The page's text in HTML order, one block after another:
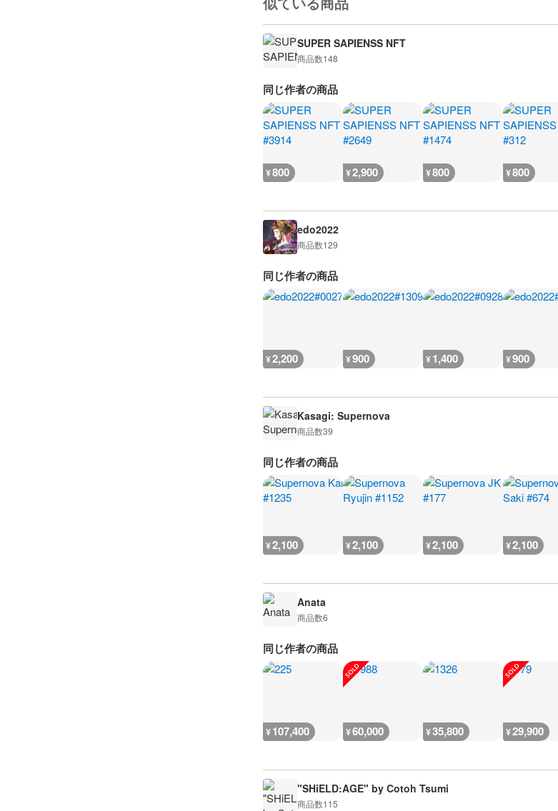
SUPER SAPIENSS NFT
商品数148
同じ作者の商品
¥800 ¥2,900 ¥800 ¥800
edo2022
商品数129
同じ作者の商品
¥2,200 ¥900 ¥1,400 ¥900
Kasagi: Supernova
商品数39
同じ作者の商品
¥2,100 ¥2,100 ¥2,100 ¥2,100
Anata
商品数6
同じ作者の商品
¥107,400 ¥60,000 ¥35,800 ¥29,900
"SHiELD:AGE" by Cotoh Tsumi
商品数115